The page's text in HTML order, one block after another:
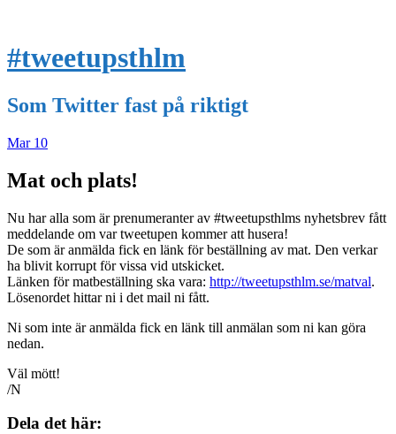
#tweetupsthlm
Som Twitter fast på riktigt
Mar 10
Mat och plats!
Nu har alla som är prenumeranter av #tweetupsthlms nyhetsbrev fått
meddelande om var tweetupen kommer att husera!
De som är anmälda fick en länk för beställning av mat. Den verkar
ha blivit korrupt för vissa vid utskicket.
Länken för matbeställning ska vara: http://tweetupsthlm.se/matval.
Lösenordet hittar ni i det mail ni fått.
Ni som inte är anmälda fick en länk till anmälan som ni kan göra
nedan.
Väl mött!
/N
Dela det här: